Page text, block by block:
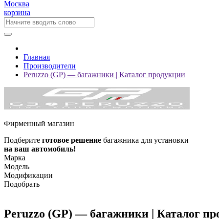
Москва
корзина
Главная
Производители
Peruzzo (GP) — багажники | Каталог продукции
Фирменный магазин
Подберите готовое решение багажника для установки
на ваш автомобиль!
Марка
Модель
Модификации
Подобрать
Peruzzo (GP) — багажники | Каталог